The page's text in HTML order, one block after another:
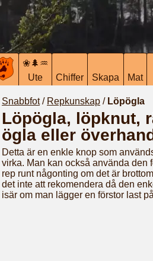
❀🌲♒︎
Ute
Chiffer Skapa Mat
Snabbfot/ Repkunskap / Löpögla
Löpögla, löpknut,
ögla eller
Detta är en enkle knop som
virka. Man kan också använda den
rep runt någonting om det är
det inte att rekomendera då den
isär om man lägger en förstor last